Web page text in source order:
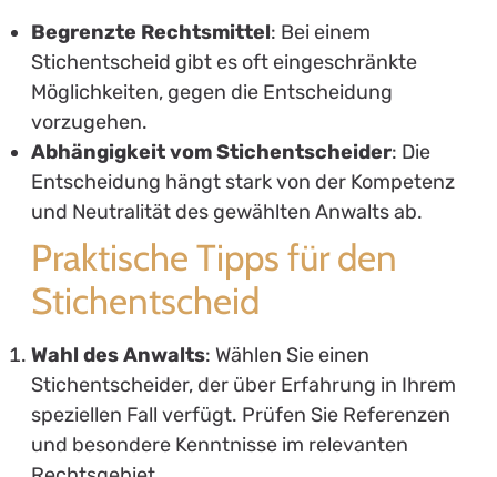
Begrenzte Rechtsmittel: Bei einem
Stichentscheid gibt es oft eingeschränkte
Möglichkeiten, gegen die Entscheidung
vorzugehen.
Abhängigkeit vom Stichentscheider: Die
Entscheidung hängt stark von der Kompetenz
und Neutralität des gewählten Anwalts ab.
Praktische Tipps für den
Stichentscheid
Wahl des Anwalts: Wählen Sie einen
Stichentscheider, der über Erfahrung in Ihrem
speziellen Fall verfügt. Prüfen Sie Referenzen
und besondere Kenntnisse im relevanten